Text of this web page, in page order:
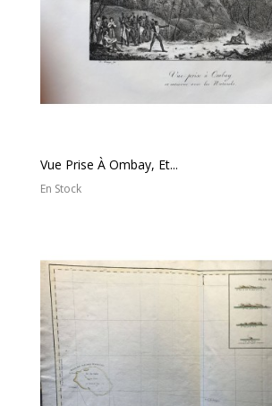
Vue Prise À Ombay, Et...
En Stock